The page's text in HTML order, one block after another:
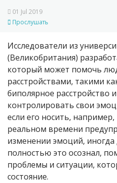
01 Jul 2019
Прослушать
Исследователи из
(Великобритания)
который может помочь
расстройствами, такими
биполярное расстройство
контролировать свои
если его носить,
реальном времени
изменении эмоций,
полностью это осознал,
проблемы и ситуации,
состояние.